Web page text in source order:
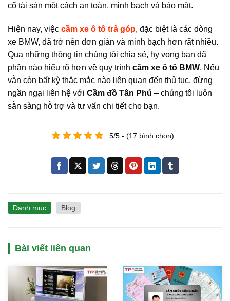
cố tài sản một cách an toàn, minh bạch và bảo mật.
Hiện nay, việc cầm xe ô tô trả góp, đặc biệt là các dòng
xe BMW, đã trở nên đơn giản và minh bạch hơn rất nhiều.
Qua những thông tin chúng tôi chia sẻ, hy vọng bạn đã
phần nào hiểu rõ hơn về quy trình cầm xe ô tô BMW. Nếu
vẫn còn bất kỳ thắc mắc nào liên quan đến thủ tục, đừng
ngần ngại liên hệ với Cầm đồ Tân Phú – chúng tôi luôn
sẵn sàng hỗ trợ và tư vấn chi tiết cho bạn.
5/5 - (17 bình chọn)
Danh mục Blog
Bài viết liên quan